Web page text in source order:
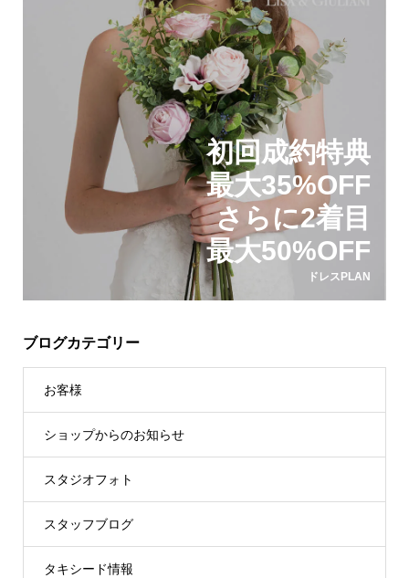
初回成約特典
最大35%OFF
さらに2着目
最大50%OFF
ドレスPLAN
ブログカテゴリー
お客様
ショップからのお知らせ
スタジオフォト
スタッフブログ
タキシード情報